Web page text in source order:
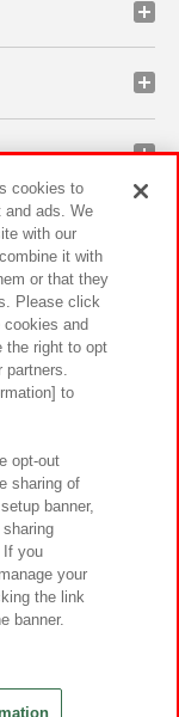
トポリシー
ィ方針と検証結果
問・お問い合わせ
cookies to
and ads. We
with our
it with
or that they
Please click
and
the right to opt
partners.
to
opt-out
sharing of
banner,
If you
your
the link
banner.